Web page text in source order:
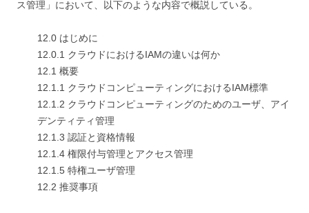
ス管理」において、以下のような内容で概説している。
12.0 はじめに
12.0.1 クラウドにおけるIAMの違いは何か
12.1 概要
12.1.1 クラウドコンピューティングにおけるIAM標準
12.1.2 クラウドコンピューティングのためのユーザ、アイ
デンティティ管理
12.1.3 認証と資格情報
12.1.4 権限付与管理とアクセス管理
12.1.5 特権ユーザ管理
12.2 推奨事項